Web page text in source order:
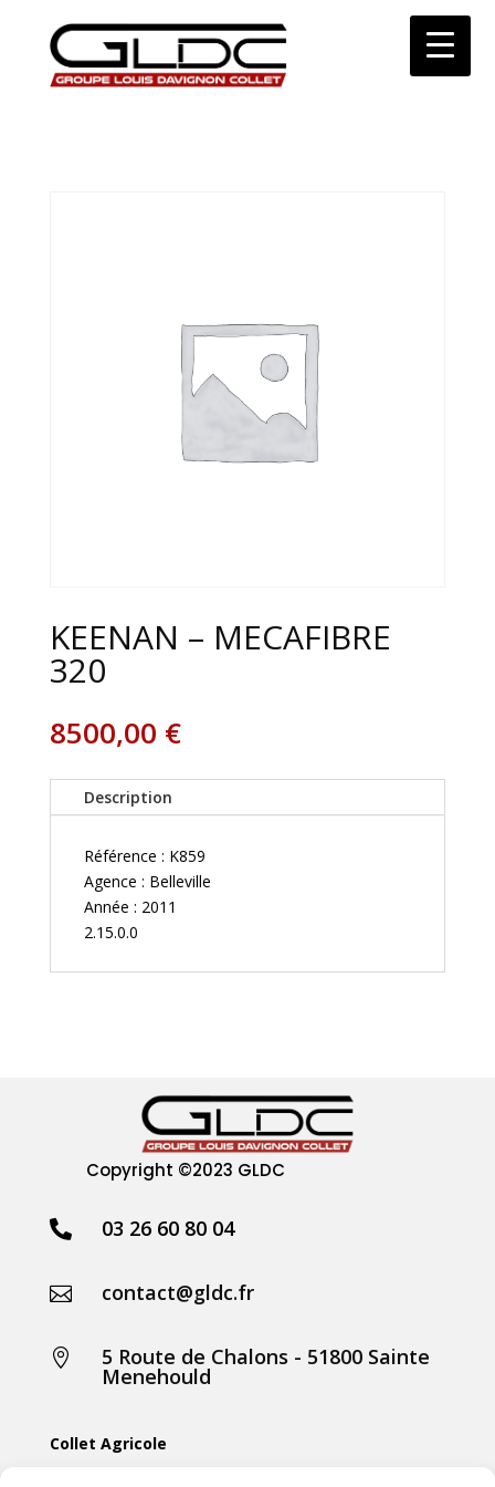
KEENAN – MECAFIBRE
320
8500,00 €
Description
Référence : K859
Agence : Belleville
Année : 2011
2.15.0.0
Copyright ©2023 GLDC
 03 26 60 80 04
 contact@gldc.fr
 5 Route de Chalons - 51800 Sainte
Menehould
Collet Agricole